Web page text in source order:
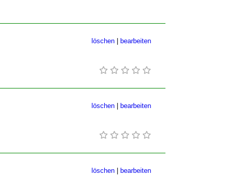
bearbeiten
löschen
bearbeiten
löschen
bearbeiten
löschen